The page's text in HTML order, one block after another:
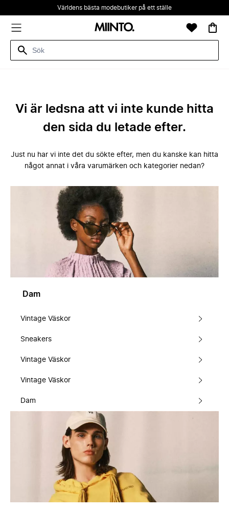
Världens bästa modebutiker på ett ställe
Vi är ledsna att vi inte kunde hitta
den sida du letade efter.
Just nu har vi inte det du sökte efter, men du kanske kan hitta
något annat i våra varumärken och kategorier nedan?
Dam
Vintage Väskor
Sneakers
Vintage Väskor
Vintage Väskor
Dam